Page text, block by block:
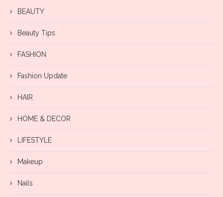
BEAUTY
Beauty Tips
FASHION
Fashion Update
HAIR
HOME & DECOR
LIFESTYLE
Makeup
Nails